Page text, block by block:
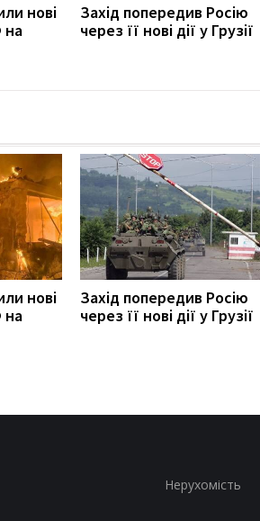
нові
на
Захід попередив Росію
через її нові дії у Грузії
нові
на
Захід попередив Росію
через її нові дії у Грузії
Нерухомість